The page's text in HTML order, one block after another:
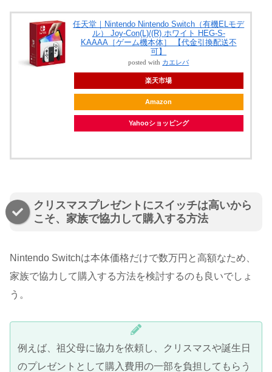
任天堂｜Nintendo Nintendo Switch（有機ELモデ
ル） Joy-Con(L)/(R) ホワイト HEG-S-
KAAAA［ゲーム機本体］ 【代金引換配送不
可】
posted with カエレバ
楽天市場
Amazon
Yahooショッピング
クリスマスプレゼントにスイッチは高いから
こそ、家族で協力して購入する方法
Nintendo Switchは本体価格だけで数万円と高額なため、
家族で協力して購入する方法を検討するのも良いでしょ
う。
例えば、祖父母に協力を依頼し、クリスマスや誕生日
のプレゼントとして購入費用の一部を負担してもらう